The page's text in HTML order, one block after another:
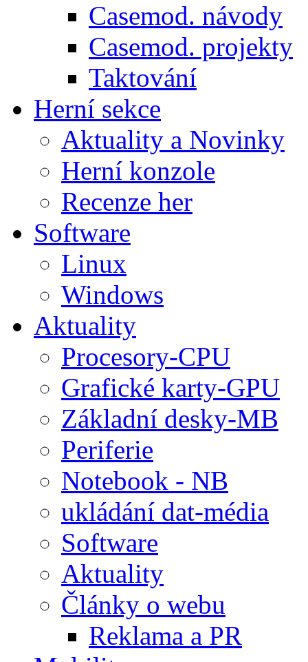
Casemod. návody
Casemod. projekty
Taktování
Herní sekce
Aktuality a Novinky
Herní konzole
Recenze her
Software
Linux
Windows
Aktuality
Procesory-CPU
Grafické karty-GPU
Základní desky-MB
Periferie
Notebook - NB
ukládání dat-média
Software
Aktuality
Články o webu
Reklama a PR